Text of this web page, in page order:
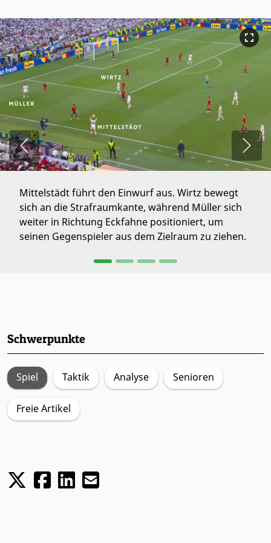
Mittelstädt führt den Einwurf aus. Wirtz bewegt
sich an die Strafraumkante, während Müller sich
weiter in Richtung Eckfahne positioniert, um
seinen Gegenspieler aus dem Zielraum zu ziehen.
Previous Next
Schwerpunkte
Spiel Taktik Analyse Senioren
Freie Artikel